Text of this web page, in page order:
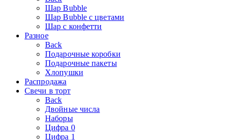
Шар Bubble
Шар Bubble с цветами
Шар с конфетти
Разное
Back
Подарочные коробки
Подарочные пакеты
Хлопушки
Распродажа
Свечи в торт
Back
Двойные числа
Наборы
Цифра 0
Цифра 1